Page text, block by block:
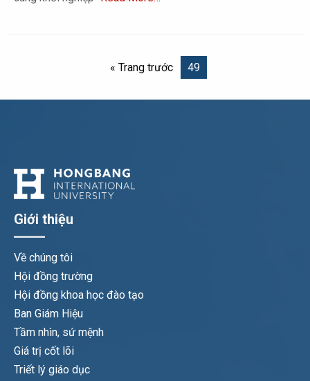
« Trang trước 49
Giới thiệu
Về chúng tôi
Hội đồng trường
Hội đồng khoa học đào tạo
Ban Giám Hiệu
Tầm nhìn, sứ mệnh
Giá trị cốt lõi
Triết lý giáo dục